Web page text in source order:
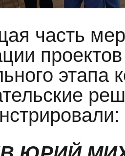
часть
этапа